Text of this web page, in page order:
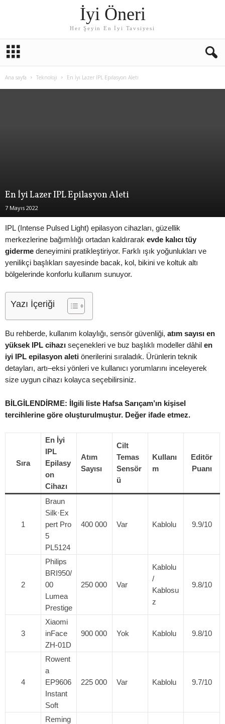
İyi Öneri
Her Şeyin En İyi Tavsiyesi
Ana sayfa Teknoloji En İyi Lazer IPL Epilasyon Aleti
En İyi Lazer IPL Epilasyon Aleti
7 Mayıs 2022
IPL (Intense Pulsed Light) epilasyon cihazları, güzellik
merkezlerine bağımlılığı ortadan kaldırarak evde kalıcı tüy
giderme deneyimini pratikleştiriyor. Farklı ışık yoğunlukları ve
yenilikçi başlıkları sayesinde bacak, kol, bikini ve koltuk altı
bölgelerinde konforlu kullanım sunuyor.
Yazı İçeriği
Bu rehberde, kullanım kolaylığı, sensör güvenliği, atım sayısı en
yüksek IPL cihazı seçenekleri ve buz başlıklı modeller dâhil en
iyi IPL epilasyon aleti önerilerini sıraladık. Ürünlerin teknik
detayları, artı–eksi yönleri ve kullanıcı yorumlarını inceleyerek
size uygun cihazı kolayca seçebilirsiniz.
BİLGİLENDİRME: İlgili liste Hafsa Sarıçam’ın kişisel
tercihlerine göre oluşturulmuştur. Değer ifade etmez.
Sıra
En İyi
IPL
Epilasy
on
Cihazı
Atım
Sayısı
Cilt
Temas
Sensör
ü
Kullanı
m
Editör
Puanı
1
Braun
Silk·Ex
pert Pro
5
PL5124
400 000 Var Kablolu 9.9/10
2
Philips
BRI950/
00
Lumea
Prestige
250 000 Var
Kablolu
/
Kablosu
z
9.8/10
3
Xiaomi
inFace
ZH-01D
900 000 Yok Kablolu 9.8/10
4
Rowent
a
EP9606
Instant
Soft
225 000 Var Kablolu 9.7/10
Reming